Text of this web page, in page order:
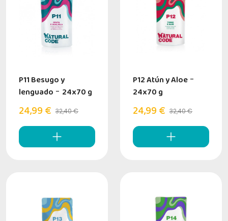
P11 Besugo y
lenguado - 24x70 g
24,99 € 32,40 €
P12 Atún y Aloe -
24x70 g
24,99 € 32,40 €